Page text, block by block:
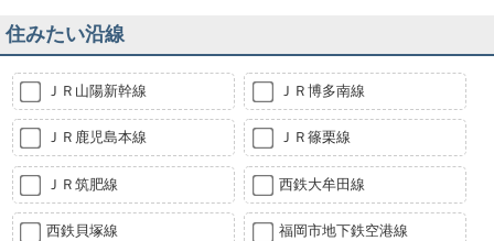
住みたい沿線
ＪＲ山陽新幹線 ＪＲ博多南線
ＪＲ鹿児島本線 ＪＲ篠栗線
ＪＲ筑肥線 西鉄大牟田線
西鉄貝塚線 福岡市地下鉄空港線